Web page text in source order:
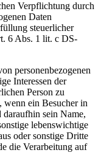
Verpflichtung durch
Daten
steuerlicher
6 Abs. 1 lit. c DS-
personenbezogenen
Interessen der
Person zu
wenn ein Besucher in
sein Name,
lebenswichtige
oder sonstige Dritte
die Verarbeitung auf